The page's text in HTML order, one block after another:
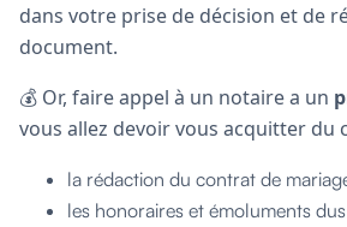
dans votre prise de décision et de
document.
💰 Or, faire appel à un notaire a un
vous allez devoir vous acquitter du
la rédaction du contrat de
les honoraires et émoluments